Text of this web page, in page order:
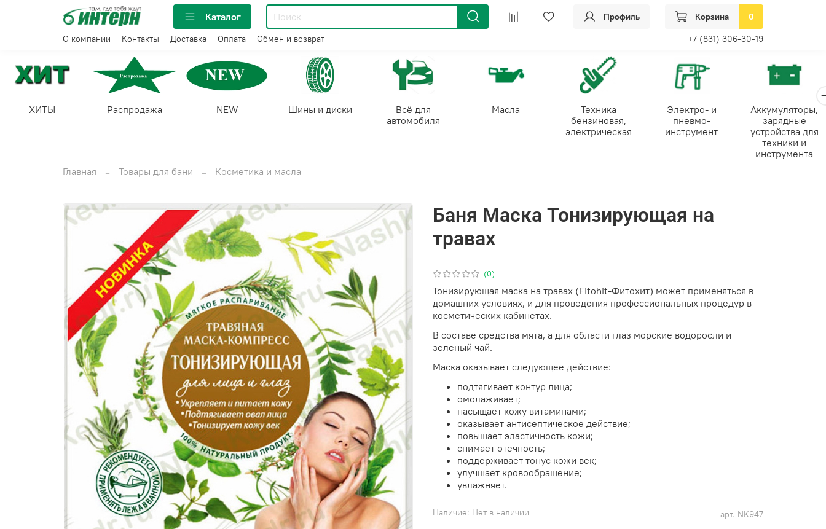
Каталог Профиль Корзина 0
О компании Контакты Доставка Оплата Обмен и возврат +7 (831) 306-30-19
ХИТЫ Распродажа NEW Шины и диски
Всё для
автомобиля
Масла
Техника
бензиновая,
электрическая
Электро- и
пневмо-
инструмент
Аккумуляторы,
зарядные
устройства для
техники и
инструмента
Главная
Товары для бани Косметика и масла
(0)
арт. NK947
Наличие: Нет в наличии
Баня Маска Тонизирующая на
травах
Тонизирующая маска на травах (Fitohit-Фитохит) может применяться в
домашних условиях, и для проведения профессиональных процедур в
косметических кабинетах.
В составе средства мята, а для области глаз морские водоросли и
зеленый чай.
Маска оказывает следующее действие:
подтягивает контур лица;
омолаживает;
насыщает кожу витаминами;
оказывает антисептическое действие;
повышает эластичность кожи;
снимает отечность;
поддерживает тонус кожи век;
улучшает кровообращение;
увлажняет.